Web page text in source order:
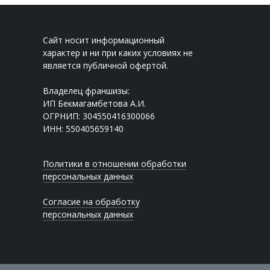
Сайт носит информационный
характер и ни при каких условиях не
является публичной офертой.
Владелец франшизы:
ИП Бекмагамбетова А.И.
ОГРНИП: 304550416300066
ИНН: 550405659140
Политики в отношении обработки
персональных данных
Согласие на обработку
персональных данных